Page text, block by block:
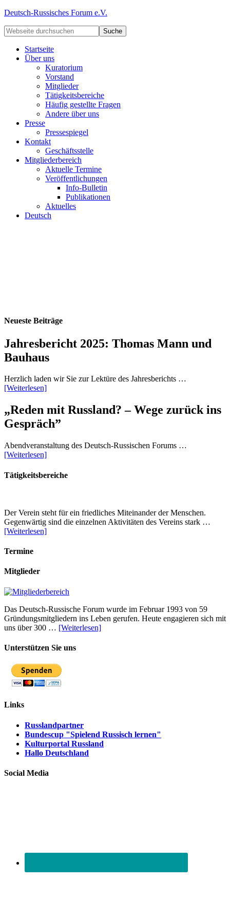
Deutsch-Russisches Forum e.V.
Startseite
Über uns
Kuratorium
Vorstand
Mitglieder
Tätigkeitsbereiche
Häufig gestellte Fragen
Andere über uns
Presse
Pressespiegel
Kontakt
Geschäftsstelle
Mitgliederbereich
Aktuelle Termine
Veröffentlichungen
Info-Bulletin
Publikationen
Aktuelles
Deutsch
Neueste Beiträge
Jahresbericht 2025: Thomas Mann und
Bauhaus
Herzlich laden wir Sie zur Lektüre des Jahresberichts …
[Weiterlesen]
„Reden mit Russland? – Wege zurück ins
Gespräch”
Abendveranstaltung des Deutsch-Russischen Forums …
[Weiterlesen]
Tätigkeitsbereiche
Der Verein steht für ein friedliches Miteinander der Menschen.
Gegenwärtig sind die einzelnen Aktivitäten des Vereins stark …
[Weiterlesen]
Termine
Mitglieder
Das Deutsch-Russische Forum wurde im Februar 1993 von 59
Gründungsmitgliedern ins Leben gerufen. Heute engagieren sich mit
uns über 300 … [Weiterlesen]
Unterstützen Sie uns
Links
Russlandpartner
Bundescup "Spielend Russisch lernen"
Kulturportal Russland
Hallo Deutschland
Social Media